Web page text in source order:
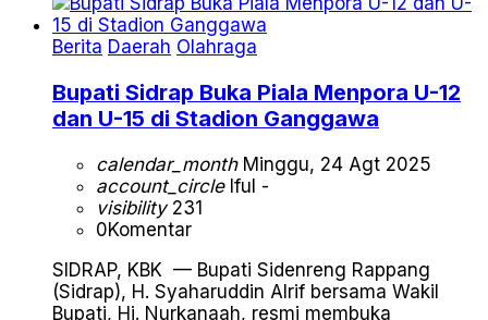
Berita Daerah Olahraga
Bupati Sidrap Buka Piala Menpora U-12
dan U-15 di Stadion Ganggawa
calendar_monthMinggu, 24 Agt 2025
account_circleIful -
visibility231
0Komentar
SIDRAP, KBK — Bupati Sidenreng Rappang
(Sidrap), H. Syaharuddin Alrif bersama Wakil
Bupati, Hj. Nurkanaah, resmi membuka